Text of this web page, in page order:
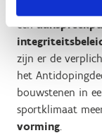
en organisaties
een
zijn er de
het
bouwstenen in
sportklimaat
vorming.